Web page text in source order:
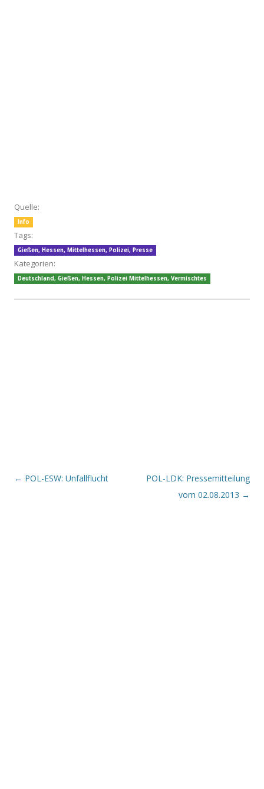
Quelle:
Info
Tags:
Gießen, Hessen, Mittelhessen, Polizei, Presse
Kategorien:
Deutschland, Gießen, Hessen, Polizei Mittelhessen, Vermischtes
Beitrags-Navigation
← POL-ESW: Unfallflucht
POL-LDK: Pressemitteilung
vom 02.08.2013 →